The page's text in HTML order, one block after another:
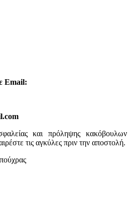
Email:
και πρόληψης κακόβουλων
τις αγκύλες πριν την αποστολή.